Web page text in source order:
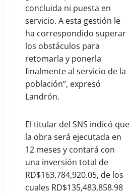
concluida ni puesta en
servicio. A esta gestión le
ha correspondido superar
los obstáculos para
retomarla y ponerla
finalmente al servicio de la
población”, expresó
Landrón.
El titular del SNS indicó que
la obra será ejecutada en
12 meses y contará con
una inversión total de
RD$163,784,920.05, de los
cuales RD$135,483,858.98